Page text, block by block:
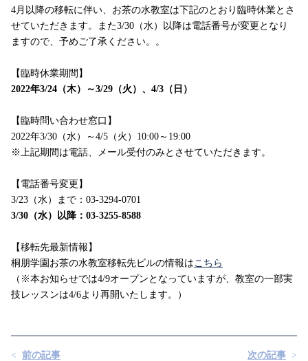
4月以降の移転に伴い、お茶の水教室は下記のとおり臨時休業とさ
せていただきます。また3/30（水）以降は電話番号が変更となり
ますので、予めご了承ください。。
【臨時休業期間】
2022年3/24（木）～3/29（火）、4/3（日）
【臨時問い合わせ窓口】
2022年3/30（水）～4/5（火）10:00～19:00
※上記期間は電話、メール受付のみとさせていただきます。
【電話番号変更】
3/23（水）まで：03-3294-0701
3/30（水）以降：03-3255-8588
【移転先最新情報】
桐朋学園お茶の水教室移転先ビルの情報は こちら
（※本お知らせでは4/9オープンとなっていますが、教室の一部実
技レッスンは4/6より再開いたします。）
前の記事 次の記事